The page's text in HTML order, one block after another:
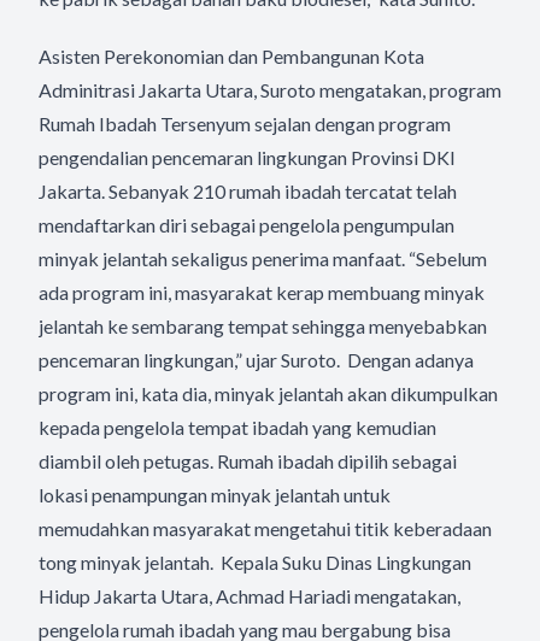
Asisten Perekonomian dan Pembangunan Kota
Adminitrasi Jakarta Utara, Suroto mengatakan, program
Rumah Ibadah Tersenyum sejalan dengan program
pengendalian pencemaran lingkungan Provinsi DKI
Jakarta. Sebanyak 210 rumah ibadah tercatat telah
mendaftarkan diri sebagai pengelola pengumpulan
minyak jelantah sekaligus penerima manfaat. “Sebelum
ada program ini, masyarakat kerap membuang minyak
jelantah ke sembarang tempat sehingga menyebabkan
pencemaran lingkungan,” ujar Suroto. Dengan adanya
program ini, kata dia, minyak jelantah akan dikumpulkan
kepada pengelola tempat ibadah yang kemudian
diambil oleh petugas. Rumah ibadah dipilih sebagai
lokasi penampungan minyak jelantah untuk
memudahkan masyarakat mengetahui titik keberadaan
tong minyak jelantah. Kepala Suku Dinas Lingkungan
Hidup Jakarta Utara, Achmad Hariadi mengatakan,
pengelola rumah ibadah yang mau bergabung bisa